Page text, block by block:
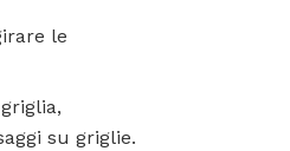
le
su griglie.